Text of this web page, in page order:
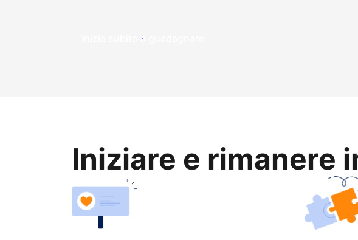
Inizia subito a guadagnare
Iniziare e rimanere